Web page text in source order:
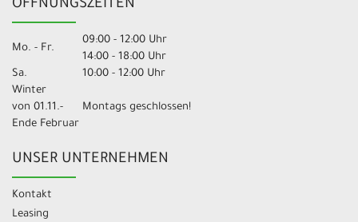
ÖFFNUNGSZEITEN
Mo. - Fr.
09:00 - 12:00 Uhr
14:00 - 18:00 Uhr
Sa.
10:00 - 12:00 Uhr
Winter
von 01.11.-
Ende Februar
Montags geschlossen!
UNSER UNTERNEHMEN
Kontakt
Leasing